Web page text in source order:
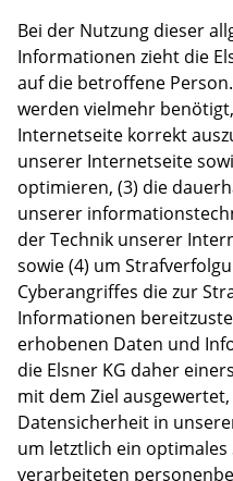
Bei der Nutzung dieser
Informationen zieht die
auf die betroffene
werden vielmehr
Internetseite korrekt
unserer Internetseite
optimieren, (3) die
unserer
der Technik unserer
sowie (4) um
Cyberangriffes die zur
Informationen
erhobenen Daten und
die Elsner KG daher
mit dem Ziel
Datensicherheit in
um letztlich ein
verarbeiteten